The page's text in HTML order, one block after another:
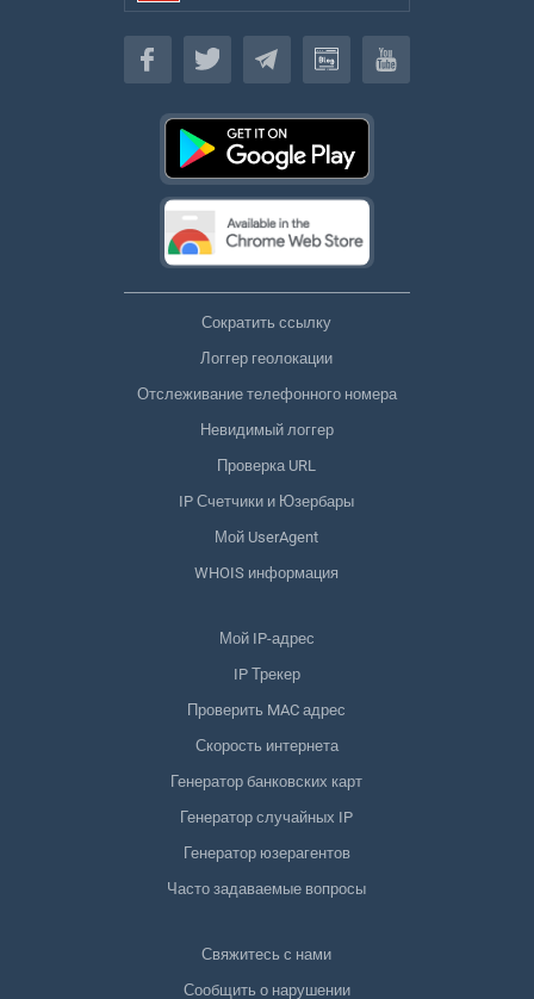
Русский
Сократить ссылку
Логгер геолокации
Отслеживание телефонного номера
Невидимый логгер
Проверка URL
IP Счетчики и Юзербары
Мой UserAgent
WHOIS информация
Мой IP-адрес
IP Трекер
Проверить MAC адрес
Скорость интернета
Генератор банковских карт
Генератор случайных IP
Генератор юзерагентов
Часто задаваемые вопросы
Свяжитесь с нами
Сообщить о нарушении